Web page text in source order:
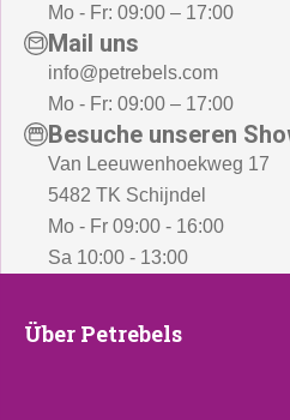
Mo - Fr: 09:00 – 17:00
Mail uns
info@petrebels.com
Mo - Fr: 09:00 – 17:00
Besuche unseren
Van Leeuwenhoekweg 17
5482 TK Schijndel
Mo - Fr 09:00 - 16:00
Sa 10:00 - 13:00
Über
Über Petrebels